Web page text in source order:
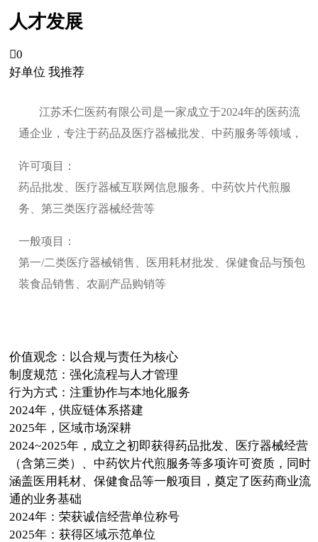
人才发展
0
好单位 我推荐
江苏禾仁医药有限公司是一家成立于2024年的医药流
通企业，专注于药品及医疗器械批发、中药服务等领域，
许可项目：
药品批发、医疗器械互联网信息服务、中药饮片代煎服
务、第三类医疗器械经营等
一般项目：
第一/二类医疗器械销售、医用耗材批发、保健食品与预包
装食品销售、农副产品购销等
价值观念：以合规与责任为核心
制度规范：强化流程与人才管理
行为方式：注重协作与本地化服务
2024年，供应链体系搭建
2025年，区域市场深耕
2024~2025年，成立之初即获得药品批发、医疗器械经营
（含第三类）、中药饮片代煎服务等多项许可资质，同时
涵盖医用耗材、保健食品等一般项目，奠定了医药商业流
通的业务基础
2024年：荣获诚信经营单位称号
2025年：获得区域示范单位